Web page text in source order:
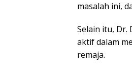
masalah ini,
Selain itu,
aktif dalam
remaja.